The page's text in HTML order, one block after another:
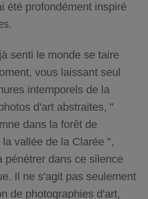
été profondément inspiré
senti le monde se taire
vous laissant seul
intemporels de la
d'art abstraites, "
dans la forêt de
vallée de la Clarée ",
pénétrer dans ce silence
Il ne s'agit pas seulement
de photographies d'art,